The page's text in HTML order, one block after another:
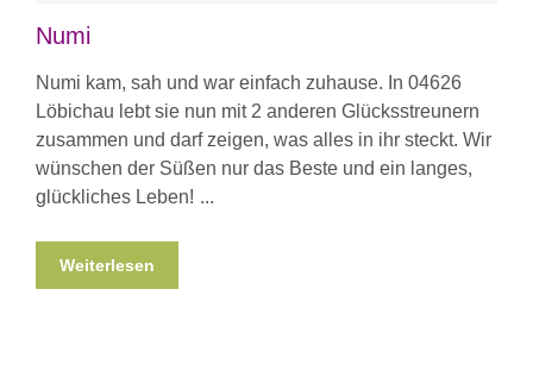
Numi
Numi kam, sah und war einfach zuhause. In 04626
Löbichau lebt sie nun mit 2 anderen Glücksstreunern
zusammen und darf zeigen, was alles in ihr steckt. Wir
wünschen der Süßen nur das Beste und ein langes,
glückliches Leben!
Weiterlesen